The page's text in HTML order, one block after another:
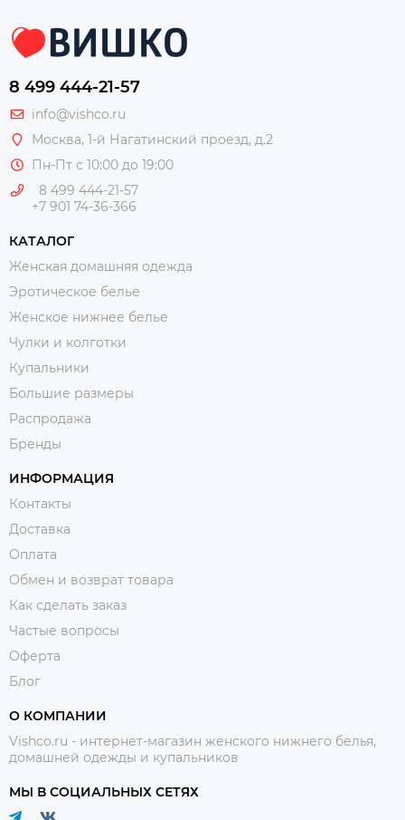
8 499 444-21-57
info@vishco.ru
Москва, 1-й Нагатинский проезд, д.2
Пн-Пт с 10:00 до 19:00
8 499 444-21-57
+7 901 74-36-366
КАТАЛОГ
Женская домашняя одежда
Эротическое белье
Женское нижнее белье
Чулки и колготки
Купальники
Большие размеры
Распродажа
Бренды
ИНФОРМАЦИЯ
Контакты
Доставка
Оплата
Обмен и возврат товара
Как сделать заказ
Частые вопросы
Оферта
Блог
О КОМПАНИИ
Vishco.ru - интернет-магазин женского нижнего белья,
домашней одежды и купальников
МЫ В СОЦИАЛЬНЫХ СЕТЯХ